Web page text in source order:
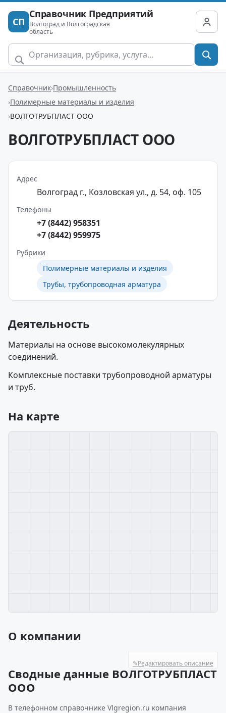
СП
Справочник Предприятий
Волгоград и Волгоградская
область
Справочник Промышленность
Полимерные материалы и изделия
ВОЛГОТРУБПЛАСТ ООО
ВОЛГОТРУБПЛАСТ ООО
Адрес
Волгоград г., Козловская ул., д. 54, оф. 105
Телефоны
+7 (8442) 958351
+7 (8442) 959975
Рубрики
Полимерные материалы и изделия
Трубы, трубопроводная арматура
Деятельность
Материалы на основе высокомолекулярных
соединений.
Комплексные поставки трубопроводной арматуры
и труб.
На карте
О компании
✎Редактировать описание
Сводные данные ВОЛГОТРУБПЛАСТ
ООО
В телефонном справочнике Vlgregion.ru компания